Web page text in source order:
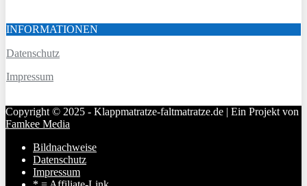
INFORMATIONEN
Datenschutz
Impressum
Copyright © 2025 - Klappmatratze-faltmatratze.de | Ein Projekt von
Famkee Media
Bildnachweise
Datenschutz
Impressum